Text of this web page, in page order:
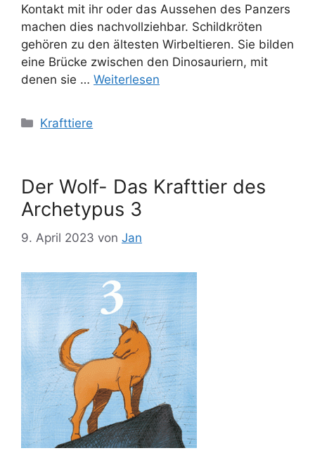
Kontakt mit ihr oder das Aussehen des Panzers
machen dies nachvollziehbar. Schildkröten
gehören zu den ältesten Wirbeltieren. Sie bilden
eine Brücke zwischen den Dinosauriern, mit
denen sie … Weiterlesen
Kategorien
Krafttiere
Der Wolf- Das Krafttier des
Archetypus 3
9. April 2023 von Jan